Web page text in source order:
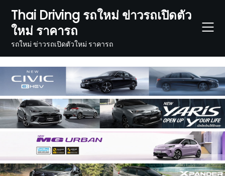
content
Thai Driving รถใหม่ ข่าวรถเปิดตัว
ใหม่ ราคารถ
รถใหม่ ข่าวรถเปิดตัวใหม่ ราคารถ